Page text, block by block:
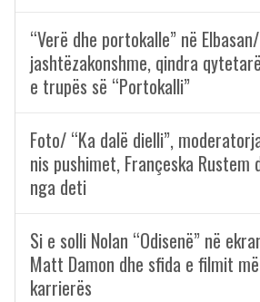
“Verë dhe portokalle” në
jashtëzakonshme, qindra
e trupës së “Portokalli”
Foto/ “Ka dalë dielli”,
nis pushimet, Françeska Rustem
nga deti
Si e solli Nolan “Odisenë” në
Matt Damon dhe sfida e filmit
karrierës